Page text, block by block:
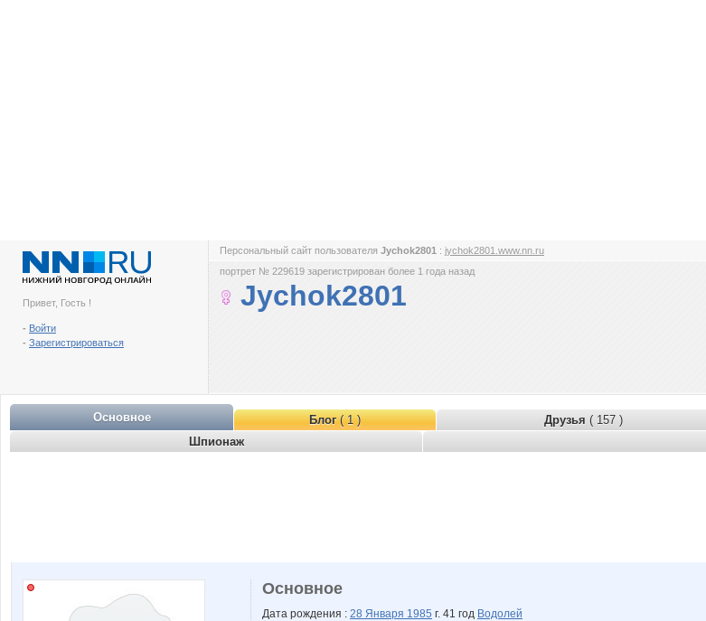
Привет, Гость !
- Войти
- Зарегистрироваться
Персональный сайт пользователя Jychok2801 : jychok2801.www.nn.ru
портрет № 229619 зарегистрирован более 1 года назад
Jychok2801
Основное Блог( 1 ) Друзья ( 157 )
Шпионаж
Основное
Дата рождения : 28 Января 1985 г. 41 год Водолей